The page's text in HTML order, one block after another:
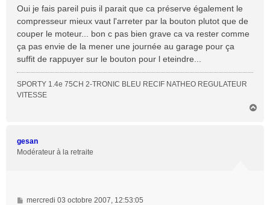
s
a
g
e
Oui je fais pareil puis il parait que ca préserve également le
compresseur mieux vaut l'arreter par la bouton plutot que de
couper le moteur... bon c pas bien grave ca va rester comme
ça pas envie de la mener une journée au garage pour ça
suffit de rappuyer sur le bouton pour l eteindre...
SPORTY 1.4e 75CH 2-TRONIC BLEU RECIF NATHEO REGULATEUR
VITESSE
gesan
Modérateur à la retraite
M
mercredi 03 octobre 2007, 12:53:05